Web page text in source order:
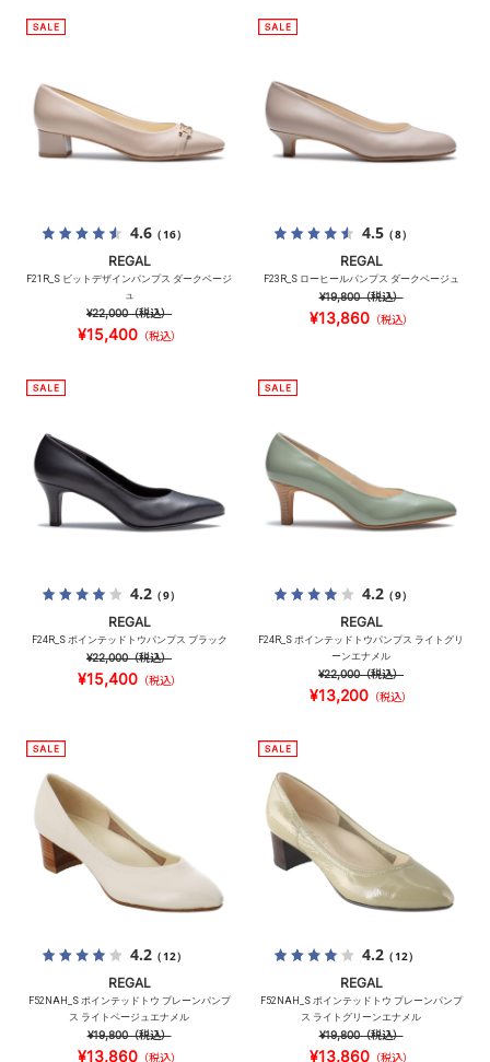
4.6（16）
REGAL
F21R_S ビットデザインパンプス ダークベージ
ュ
¥22,000（税込）
¥15,400（税込）
4.5（8）
REGAL
F23R_S ローヒールパンプス ダークベージュ
¥19,800（税込）
¥13,860（税込）
4.2（9）
REGAL
F24R_S ポインテッドトウパンプス ブラック
¥22,000（税込）
¥15,400（税込）
4.2（9）
REGAL
F24R_S ポインテッドトウパンプス ライトグリ
ーンエナメル
¥22,000（税込）
¥13,200 （税込）
4.2（12）
REGAL
F52NAH_S ポインテッドトウ プレーンパンプ
ス ライトベージュエナメル
¥19,800（税込）
¥13,860（税込）
4.2（12）
REGAL
F52NAH_S ポインテッドトウ プレーンパンプ
ス ライトグリーンエナメル
¥19,800（税込）
¥13,860（税込）